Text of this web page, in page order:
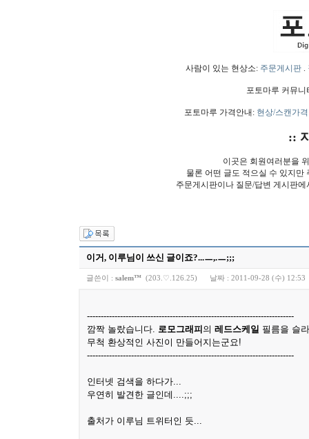
사람이 있는 현상소: 주문게시판.
포토마루 커뮤
포토마루 가격안내: 현상/스캔가격
::
이곳은 회원여러분을
물론 어떤 글도 적으실 수 있지만
주문게시판이나 질문/답변 게시판
이거, 이루님이 쓰신 글이죠?...ㅡ,.ㅡ;;;
글쓴이 : salem™ (203.♡.126.25) 날짜 : 2011-09-28 (수) 12:53
---------------------------------------------------------------------------
깜짝 놀랐습니다. 로모그래피 의 레드스케일 필름을 슬
무척 환상적인 사진이 만들어지는군요!
---------------------------------------------------------------------------
인터넷 검색을 하다가...
우연히 발견한 글인데....;;;
출처가 이루님 트위터인 듯...